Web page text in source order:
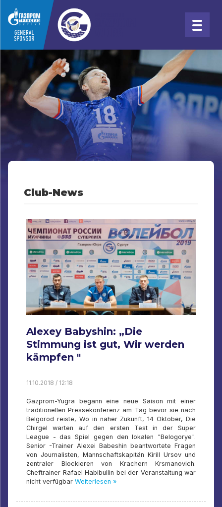
Club-News
Alexey Babyshin: „Die
Stimmung ist gut, Wir werden
kämpfen "
11.10.2018 / 12:18
Gazprom-Yugra begann eine neue Saison mit einer
traditionellen Pressekonferenz am Tag bevor sie nach
Belgorod reiste, Wo in naher Zukunft, 14 Oktober, Die
Chirgel warten auf den ersten Test in der Super
League - das Spiel gegen den lokalen "Belogorye".
Senior -Trainer Alexei Babeshin beantwortete Fragen
von Journalisten, Mannschaftskapitän Kirill Ursov und
zentraler Blockieren von Krachern Krsmanovich.
Cheftrainer Rafael Habibullin bei der Veranstaltung war
nicht verfügbar Weiterlesen »